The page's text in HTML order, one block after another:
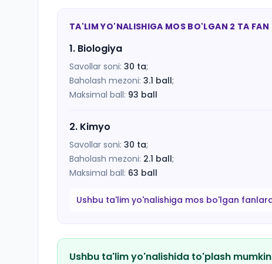
TA'LIM YO'NALISHIGA MOS BO'LGAN 2 TA FAN
1. Biologiya
Savollar soni: 30 ta;
Baholash mezoni: 3.1 ball;
Maksimal ball: 93 ball
2. Kimyo
Savollar soni: 30 ta;
Baholash mezoni: 2.1 ball;
Maksimal ball: 63 ball
Ushbu ta'lim yo'nalishiga mos bo'lgan
Ushbu ta'lim yo'nalishida to'plash